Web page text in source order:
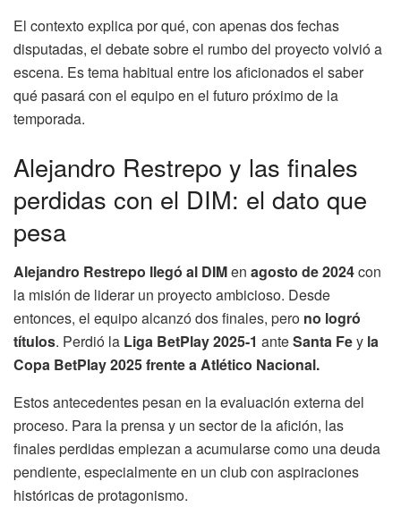
El contexto explica por qué, con apenas dos fechas
disputadas, el debate sobre el rumbo del proyecto volvió a
escena. Es tema habitual entre los aficionados el saber
qué pasará con el equipo en el futuro próximo de la
temporada.
Alejandro Restrepo y las finales
perdidas con el DIM: el dato que
pesa
Alejandro Restrepo llegó al DIMen agosto de 2024con
la misión de liderar un proyecto ambicioso. Desde
entonces, el equipo alcanzó dos finales, pero no logró
títulos. Perdió la Liga BetPlay 2025-1 anteSanta Fey la
Copa BetPlay 2025 frente a Atlético Nacional.
Estos antecedentes pesan en la evaluación externa del
proceso. Para la prensa y un sector de la afición, las
finales perdidas empiezan a acumularse como una deuda
pendiente, especialmente en un club con aspiraciones
históricas de protagonismo.